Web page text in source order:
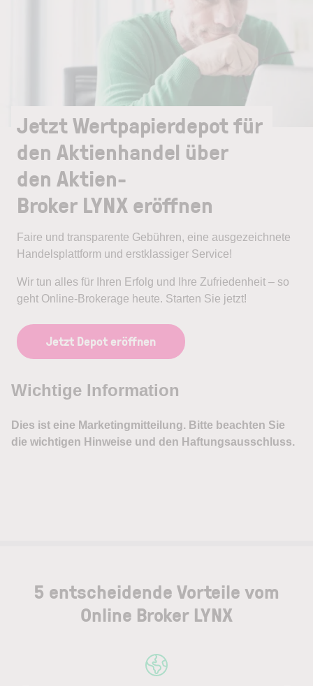
Jetzt Wertpapierdepot für
den Aktienhandel über
den Aktien-
Broker LYNX eröffnen
Faire und transparente Gebühren, eine ausgezeichnete
Handelsplattform und erstklassiger Service!
Wir tun alles für Ihren Erfolg und Ihre Zufriedenheit – so
geht Online-Brokerage heute. Starten Sie jetzt!
Jetzt Depot eröffnen
5 entscheidende Vorteile vom
Online Broker LYNX